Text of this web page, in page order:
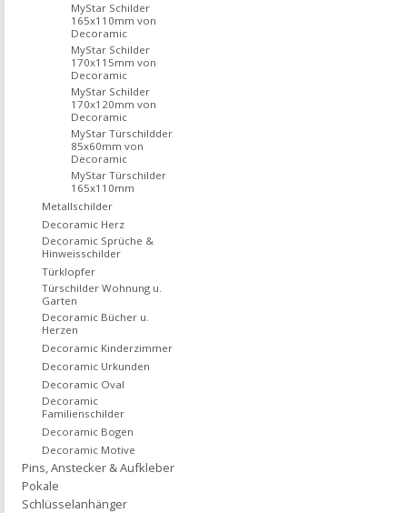
MyStar Schilder
165x110mm von
Decoramic
MyStar Schilder
170x115mm von
Decoramic
MyStar Schilder
170x120mm von
Decoramic
MyStar Türschildder
85x60mm von
Decoramic
MyStar Türschilder
165x110mm
Metallschilder
Decoramic Herz
Decoramic Sprüche &
Hinweisschilder
Türklopfer
Türschilder Wohnung u.
Garten
Decoramic Bücher u.
Herzen
Decoramic Kinderzimmer
Decoramic Urkunden
Decoramic Oval
Decoramic
Familienschilder
Decoramic Bogen
Decoramic Motive
Pins, Anstecker & Aufkleber
Pokale
Schlüsselanhänger